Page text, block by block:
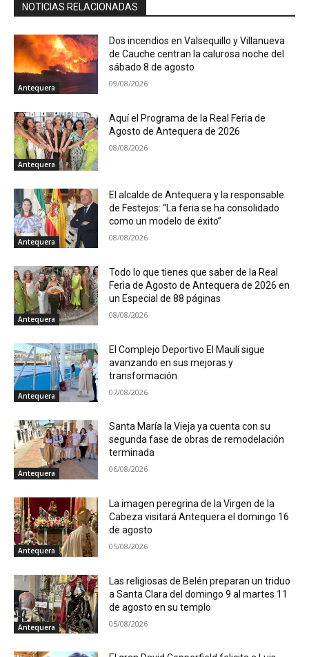
NOTICIAS RELACIONADAS
Antequera
Dos incendios en Valsequillo y Villanueva
de Cauche centran la calurosa noche del
sábado 8 de agosto
09/08/2026
Antequera
Aquí el Programa de la Real Feria de
Agosto de Antequera de 2026
08/08/2026
Antequera
El alcalde de Antequera y la responsable
de Festejos: “La feria se ha consolidado
como un modelo de éxito”
08/08/2026
Antequera
Todo lo que tienes que saber de la Real
Feria de Agosto de Antequera de 2026 en
un Especial de 88 páginas
08/08/2026
Antequera
El Complejo Deportivo El Maulí sigue
avanzando en sus mejoras y
transformación
07/08/2026
Antequera
Santa María la Vieja ya cuenta con su
segunda fase de obras de remodelación
terminada
06/08/2026
Antequera
La imagen peregrina de la Virgen de la
Cabeza visitará Antequera el domingo 16
de agosto
05/08/2026
Antequera
Las religiosas de Belén preparan un triduo
a Santa Clara del domingo 9 al martes 11
de agosto en su templo
05/08/2026